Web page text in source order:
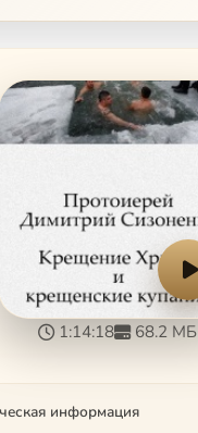
1:14:18 68.2 МБ
информация